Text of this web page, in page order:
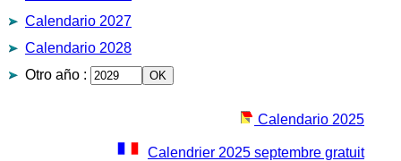
Calendario 2027
Calendario 2028
Otro año :
Calendario 2025
Calendrier 2025 septembre gratuit